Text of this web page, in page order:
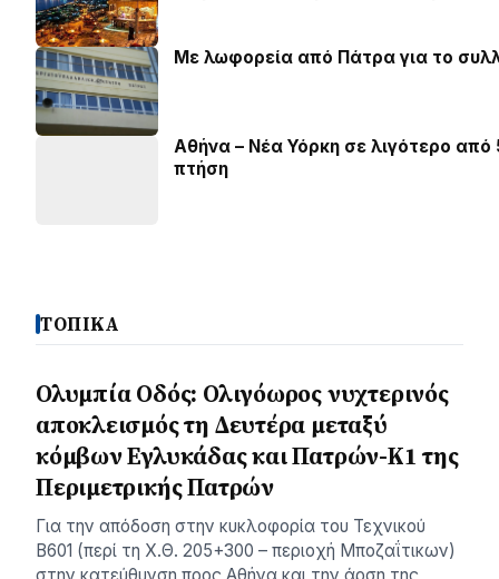
Με λωφορεία από Πάτρα για το
Αθήνα – Νέα Υόρκη σε λιγότερο
πτήση
ΤΟΠΙΚΑ
Ολυμπία Οδός: Ολιγόωρος νυχτερινός
αποκλεισμός τη Δευτέρα μεταξύ
κόμβων Εγλυκάδας και Πατρών-Κ1 της
Περιμετρικής Πατρών
Για την απόδοση στην κυκλοφορία του Τεχνικού
Β601 (περί τη Χ.Θ. 205+300 – περιοχή Μποζαΐτικων)
στην κατεύθυνση προς Αθήνα και την άρση της